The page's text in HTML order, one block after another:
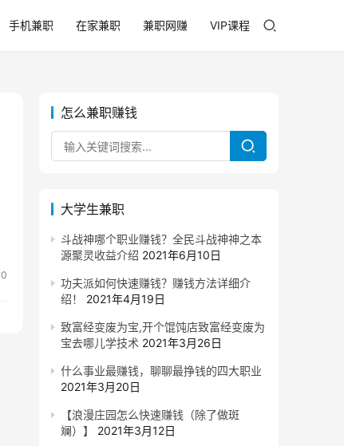
手机兼职 在家兼职 兼职网赚 VIP课程
0
怎么兼职赚钱
大学生兼职
斗战神哪个职业赚钱？全民斗战神神之本
源聚灵收益介绍 2021年6月10日
功夫派如何快速赚钱？赚钱方法详细介
绍！
2021年4月19日
致富经变废为宝,开个馄饨店致富经变废为
宝去哪儿学技术 2021年3月26日
什么事业最赚钱，聊聊最挣钱的四大职业
2021年3月20日
【浪漫庄园怎么快速赚钱（除了做斑
斓）】
2021年3月12日